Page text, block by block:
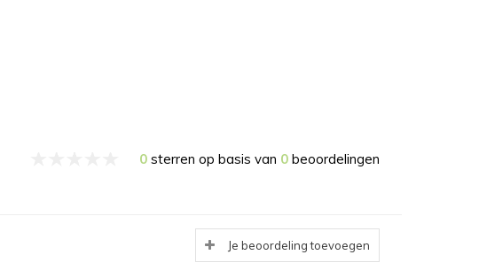
0 sterren op basis van 0 beoordelingen
Je beoordeling toevoegen